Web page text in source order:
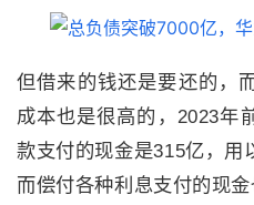
但借来的钱还是要还的，
成本也是很高的， 2023年
款支付的现金是315亿，用
而偿付各种利息支付的现